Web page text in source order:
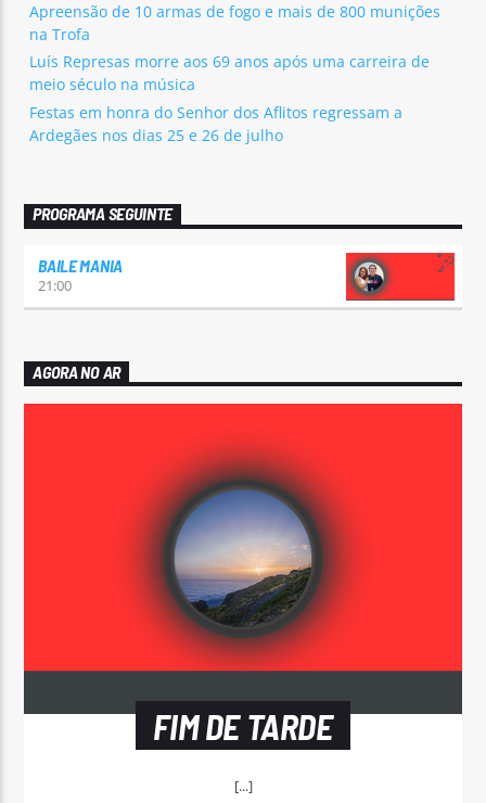
Apreensão de 10 armas de fogo e mais de 800 munições
na Trofa
Luís Represas morre aos 69 anos após uma carreira de
meio século na música
Festas em honra do Senhor dos Aflitos regressam a
Ardegães nos dias 25 e 26 de julho
PROGRAMA SEGUINTE
BAILE MANIA
21:00
AGORA NO AR
FIM DE TARDE
[...]